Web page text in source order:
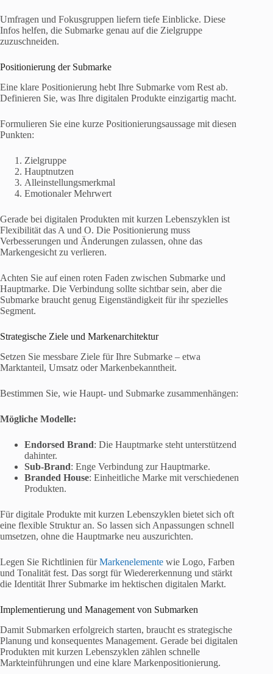
Umfragen und Fokusgruppen liefern tiefe Einblicke. Diese
Infos helfen, die Submarke genau auf die Zielgruppe
zuzuschneiden.
Positionierung der Submarke
Eine klare Positionierung hebt Ihre Submarke vom Rest ab.
Definieren Sie, was Ihre digitalen Produkte einzigartig macht.
Formulieren Sie eine kurze Positionierungsaussage mit diesen
Punkten:
Zielgruppe
Hauptnutzen
Alleinstellungsmerkmal
Emotionaler Mehrwert
Gerade bei digitalen Produkten mit kurzen Lebenszyklen ist
Flexibilität das A und O. Die Positionierung muss
Verbesserungen und Änderungen zulassen, ohne das
Markengesicht zu verlieren.
Achten Sie auf einen roten Faden zwischen Submarke und
Hauptmarke. Die Verbindung sollte sichtbar sein, aber die
Submarke braucht genug Eigenständigkeit für ihr spezielles
Segment.
Strategische Ziele und Markenarchitektur
Setzen Sie messbare Ziele für Ihre Submarke – etwa
Marktanteil, Umsatz oder Markenbekanntheit.
Bestimmen Sie, wie Haupt- und Submarke zusammenhängen:
Mögliche Modelle:
Endorsed Brand: Die Hauptmarke steht unterstützend
dahinter.
Sub-Brand: Enge Verbindung zur Hauptmarke.
Branded House: Einheitliche Marke mit verschiedenen
Produkten.
Für digitale Produkte mit kurzen Lebenszyklen bietet sich oft
eine flexible Struktur an. So lassen sich Anpassungen schnell
umsetzen, ohne die Hauptmarke neu auszurichten.
Legen Sie Richtlinien fürMarkenelemente wie Logo, Farben
und Tonalität fest. Das sorgt für Wiedererkennung und stärkt
die Identität Ihrer Submarke im hektischen digitalen Markt.
Implementierung und Management von Submarken
Damit Submarken erfolgreich starten, braucht es strategische
Planung und konsequentes Management. Gerade bei digitalen
Produkten mit kurzen Lebenszyklen zählen schnelle
Markteinführungen und eine klare Markenpositionierung.